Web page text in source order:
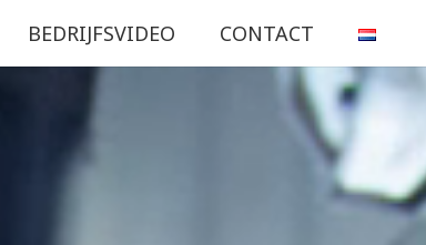
BEDRIJFSVIDEO CONTACT